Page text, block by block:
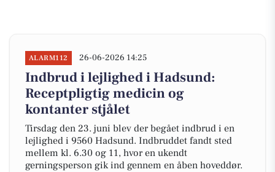
ALARM112 26-06-2026 14:25
Indbrud i lejlighed i Hadsund:
Receptpligtig medicin og
kontanter stjålet
Tirsdag den 23. juni blev der begået indbrud i en
lejlighed i 9560 Hadsund. Indbruddet fandt sted
mellem kl. 6.30 og 11, hvor en ukendt
gerningsperson gik ind gennem en åben hoveddør.